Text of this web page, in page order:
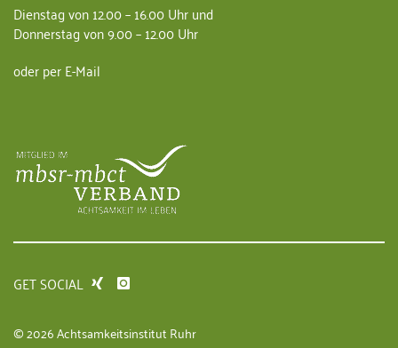
Dienstag von 12.00 – 16.00 Uhr und
Donnerstag von 9.00 – 12.00 Uhr
oder per E-Mail
GET SOCIAL
© 2026 Achtsamkeitsinstitut Ruhr